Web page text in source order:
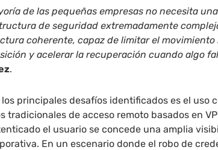
de las pequeñas empresas no necesita una
de seguridad extremadamente
coherente, capaz de limitar el
y acelerar la recuperación cuando algo
.
los principales desafíos identificados es el uso
tradicionales de acceso remoto basados en
el usuario se concede una amplia
En un escenario donde el robo de